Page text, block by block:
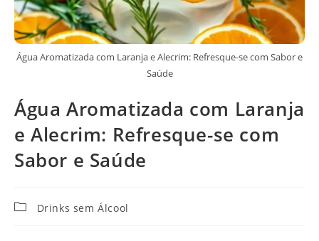
Água Aromatizada com Laranja e Alecrim: Refresque-se com Sabor e
Saúde
Água Aromatizada com Laranja
e Alecrim: Refresque-se com
Sabor e Saúde
CategoriaDrinks sem Álcool